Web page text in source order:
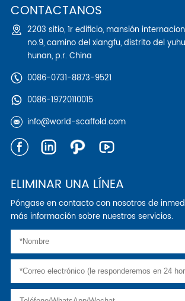
CONTÁCTANOS
2203 sitio, 1r edificio, mansión
no.9, camino del xiangfu, distrito del
hunan, p.r. China
0086-0731-8873-9521
0086-19720110015
info@world-scaffold.com
ELIMINAR UNA LÍNEA
Póngase en contacto con nosotros de inmediato para obtener
más información sobre nuestros servicios.